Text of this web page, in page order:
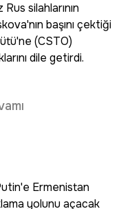
silahlarının
başını çektiği
(CSTO)
dile getirdi.
Ermenistan
yolunu açacak